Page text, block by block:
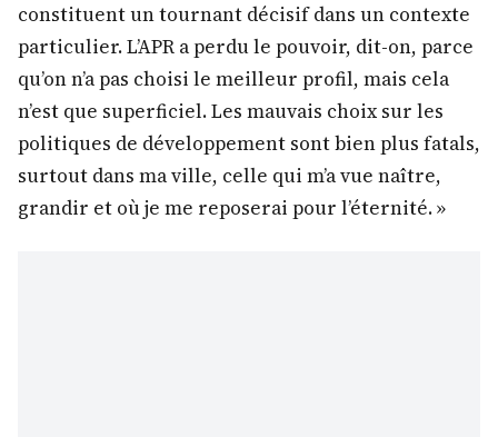
constituent un tournant décisif dans un contexte
particulier. L’APR a perdu le pouvoir, dit-on, parce
qu’on n’a pas choisi le meilleur profil, mais cela
n’est que superficiel. Les mauvais choix sur les
politiques de développement sont bien plus fatals,
surtout dans ma ville, celle qui m’a vue naître,
grandir et où je me reposerai pour l’éternité. »